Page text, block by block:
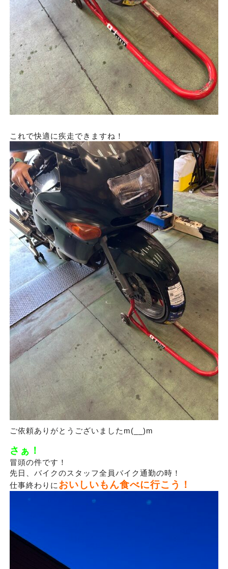
これで快適に疾走できますね！
ご依頼ありがとうございましたm(__)m
さぁ！
冒頭の件です！
先日、バイクのスタッフ全員バイク通勤の時！
仕事終わりに おいしいもん食べに行こう！